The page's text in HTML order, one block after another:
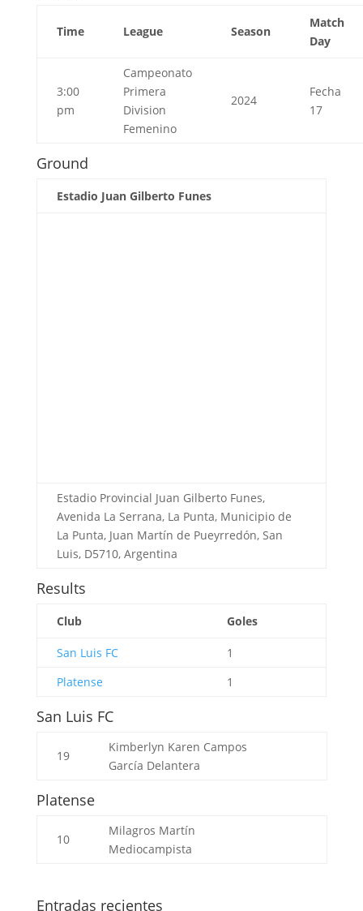
Time League Season
Match
Day
3:00
pm
Campeonato
Primera
Division
Femenino
2024
Fecha
17
Ground
Estadio Juan Gilberto Funes
Estadio Provincial Juan Gilberto Funes,
Avenida La Serrana, La Punta, Municipio de
La Punta, Juan Martín de Pueyrredón, San
Luis, D5710, Argentina
Results
Club Goles
San Luis FC
1
Platense
1
San Luis FC
19
Kimberlyn Karen Campos
García Delantera
Platense
10
Milagros Martín
Mediocampista
Entradas recientes